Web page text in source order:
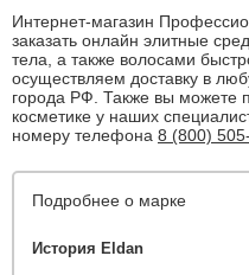
Интернет-магазин
заказать онлайн элитные
тела, а также волосами
осуществляем доставку в
города РФ. Также вы можете
косметике у наших
номеру телефона 8 (800)
Подробнее о марке
История Eldan